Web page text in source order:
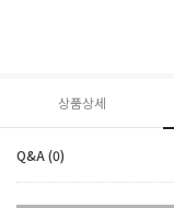
상품상세
Q&A (0)